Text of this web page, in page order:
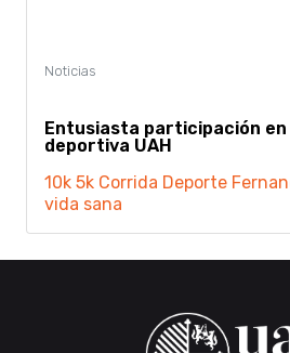
Entusiasta participación
deportiva UAH
10k 5k Corrida Deporte
vida sana